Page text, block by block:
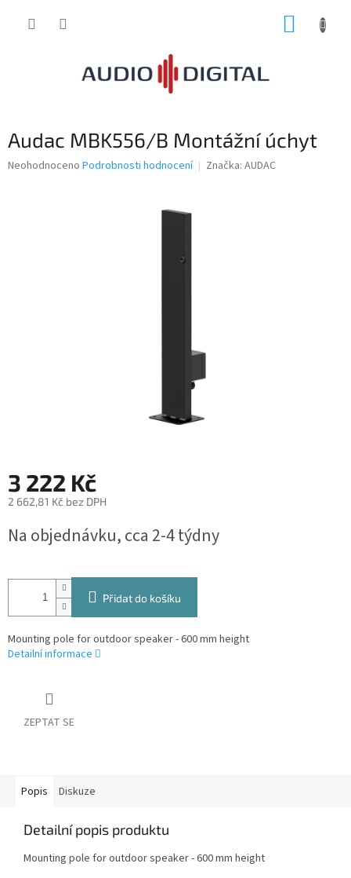
Audac MBK556/B Montážní úchyt
Průměrné
Neohodnoceno Podrobnosti hodnocení Značka: AUDAC
3 222 Kč
2 662,81 Kč bez DPH
cena:
Na objednávku, cca 2-4 týdny
Přidat do košíku
Mounting pole for outdoor speaker - 600 mm height
Detailní informace
ZEPTAT SE
Popis Diskuze
Detailní popis produktu
Mounting pole for outdoor speaker - 600 mm height